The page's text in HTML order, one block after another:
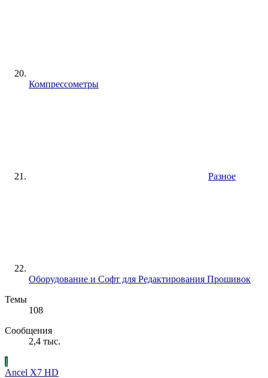
Компрессометры
Разное
Оборудование и Софт для Редактирования Прошивок
Темы
108
Сообщения
2,4 тыс.
I
Ancel X7 HD